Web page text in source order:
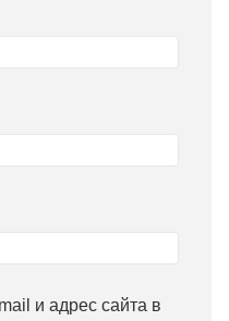
и адрес сайта в